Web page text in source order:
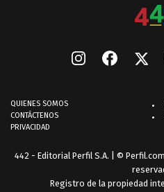
QUIENES SOMOS
CONTÁCTENOS
PRIVACIDAD
442 - Editorial Perfil S.A. | ©
Registro de la propiedad